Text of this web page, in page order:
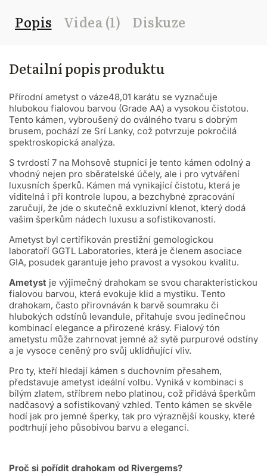
Popis Videa (1) Diskuze
Detailní popis produktu
Přírodní ametyst o váze48,01 karátu se vyznačuje
hlubokou fialovou barvou (Grade AA) a vysokou čistotou.
Tento kámen, vybroušený do oválného tvaru s dobrým
brusem, pochází ze Srí Lanky, což potvrzuje pokročilá
spektroskopická analýza.
S tvrdostí 7 na Mohsově stupnici je tento kámen odolný a
vhodný nejen pro sběratelské účely, ale i pro vytváření
luxusních šperků. Kámen má vynikající čistotu, která je
viditelná i při kontrole lupou, a bezchybné zpracování
zaručují, že jde o skutečně exkluzivní klenot, který dodá
vašim šperkům nádech luxusu a sofistikovanosti.
Ametyst byl certifikován prestižní gemologickou
laboratoří GGTL Laboratories, která je členem asociace
GIA, posudek garantuje jeho pravost a vysokou kvalitu.
Ametyst je výjimečný drahokam se svou charakteristickou
fialovou barvou, která evokuje klid a mystiku. Tento
drahokam, často přirovnáván k barvě soumraku či
hlubokých odstínů levandule, přitahuje svou jedinečnou
kombinací elegance a přirozené krásy. Fialový tón
ametystu může zahrnovat jemné až sytě purpurové odstíny
a je vysoce ceněný pro svůj uklidňující vliv.
Pro ty, kteří hledají kámen s duchovním přesahem,
představuje ametyst ideální volbu. Vyniká v kombinaci s
bílým zlatem, stříbrem nebo platinou, což přidává šperkům
nadčasový a sofistikovaný vzhled. Tento kámen se skvěle
hodí jak pro jemné šperky, tak pro výraznější kousky, které
podtrhují jeho působivou barvu a eleganci.
Proč si pořídit drahokam od Rivergems?